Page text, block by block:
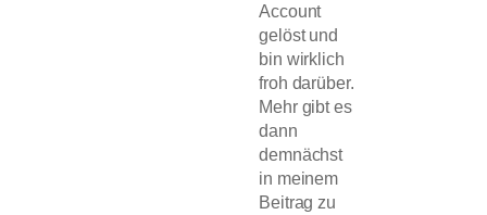
Account
gelöst und
bin wirklich
froh darüber.
Mehr gibt es
dann
demnächst
in meinem
Beitrag zu